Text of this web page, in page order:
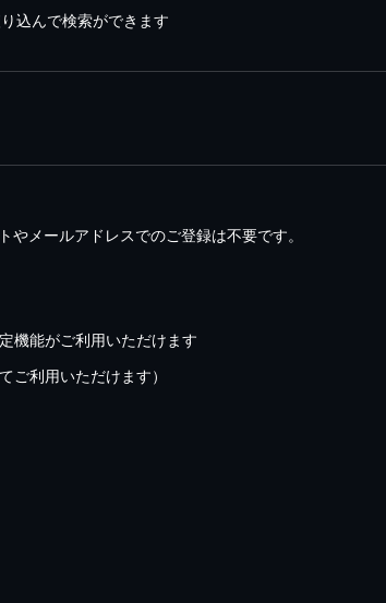
込んで検索ができます
メールアドレスでのご登録は不要です。
機能がご利用いただけます
利用いただけます）